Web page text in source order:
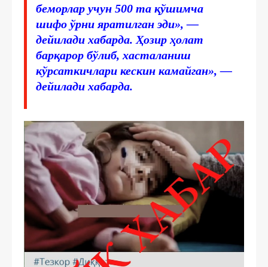
беморлар учун 500 та қўшимча
шифо ўрни яратилган эди», —
дейилади хабарда. Ҳозир ҳолат
барқарор бўлиб, хасталаниш
кўрсаткичлари кескин камайган», —
дейилади хабарда.